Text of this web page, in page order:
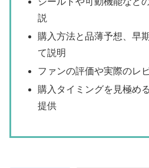
説
購入方法と品薄予想、早
て説明
ファンの評価や実際のレ
購入タイミングを見極め
提供